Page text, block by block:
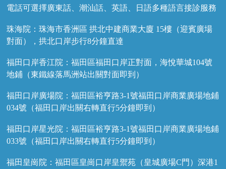
電話可選擇廣東話、潮汕話、英語、日語多種語言接診服務
珠海院：珠海市香洲區 拱北中建商業大廈 15樓（迎賓廣場
對面），拱北口岸步行8分鐘直達
福田口岸香江院：福田區福田口岸正對面，海悅華城104號
地鋪（東鐵線落馬洲站出關對面即到）
福田口岸廣場院：福田區裕亨路3-1號福田口岸商業廣場地鋪
034號（福田口岸出關右轉直行5分鐘即到）
福田口岸星光院：福田區裕亨路3-1號福田口岸商業廣場地鋪
033號（福田口岸出關右轉直行5分鐘即到）
福田皇崗院：福田區皇崗口岸皇禦苑（皇城廣場C門）深港1